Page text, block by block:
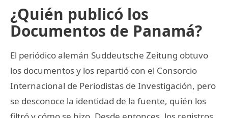
¿Quién publicó los
Documentos de Panamá?
El periódico alemán Suddeutsche Zeitung obtuvo
los documentos y los repartió con el Consorcio
Internacional de Periodistas de Investigación, pero
se desconoce la identidad de la fuente, quién los